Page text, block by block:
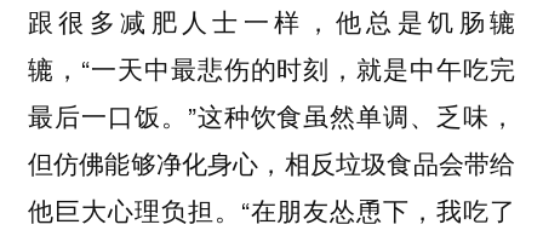
跟很多减肥人士一样，他总是饥肠辘
辘，“一天中最悲伤的时刻，就是中午吃完
最后一口饭。”这种饮食虽然单调、乏味，
但仿佛能够净化身心，相反垃圾食品会带给
他巨大心理负担。“在朋友怂恿下，我吃了